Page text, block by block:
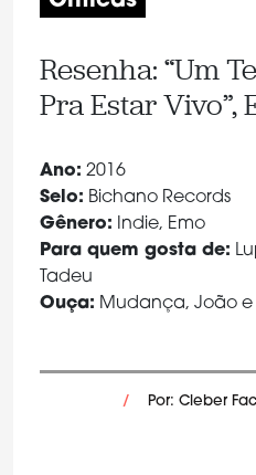
Resenha: “Um
Pra Estar Vivo”,
Ano: 2016
Selo: Bichano Records
Gênero: Indie, Emo
Para quem gosta de:
Tadeu
Ouça: Mudança, João e
/ Por: Cleber